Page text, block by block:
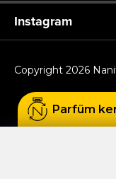
Instagram
Copyright 2026
Parfüm